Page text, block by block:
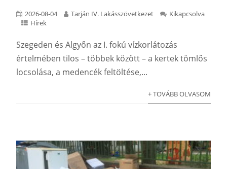
2026-08-04 Tarján IV. Lakásszövetkezet
Kikapcsolva
Hírek
Szegeden és Algyőn az I. fokú vízkorlátozás
értelmében tilos – többek között – a kertek tömlős
locsolása, a medencék feltöltése,...
+ TOVÁBB OLVASOM